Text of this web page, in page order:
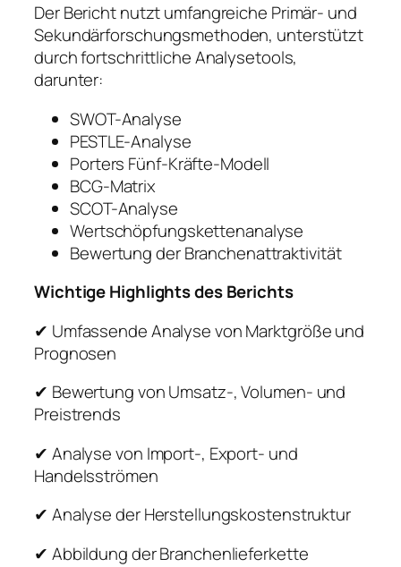
Der Bericht nutzt umfangreiche Primär- und
Sekundärforschungsmethoden, unterstützt
durch fortschrittliche Analysetools,
darunter:
SWOT-Analyse
PESTLE-Analyse
Porters Fünf-Kräfte-Modell
BCG-Matrix
SCOT-Analyse
Wertschöpfungskettenanalyse
Bewertung der Branchenattraktivität
Wichtige Highlights des Berichts
✔ Umfassende Analyse von Marktgröße und
Prognosen
✔ Bewertung von Umsatz-, Volumen- und
Preistrends
✔ Analyse von Import-, Export- und
Handelsströmen
✔ Analyse der Herstellungskostenstruktur
✔ Abbildung der Branchenlieferkette